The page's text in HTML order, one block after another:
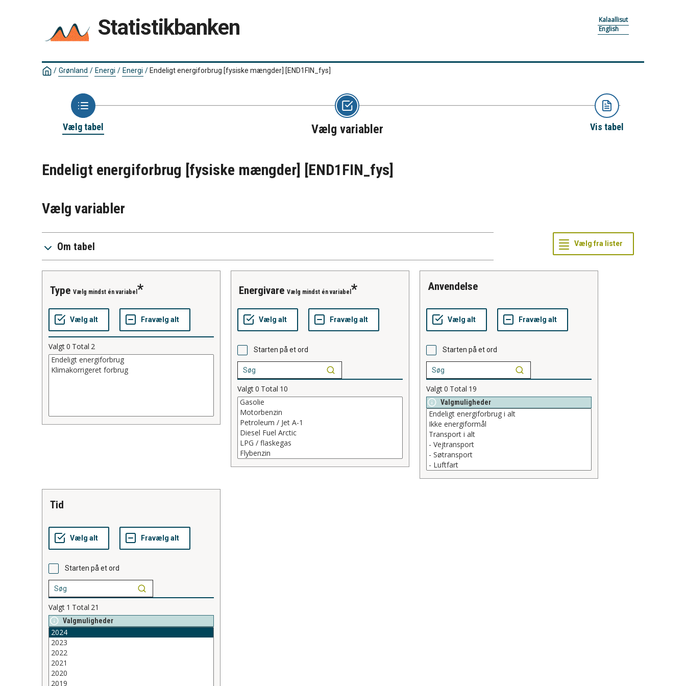
Statistikbanken
Kalaallisut
English
/ Grønland / Energi / Energi / Endeligt energiforbrug [fysiske mængder] [END1FIN_fys]
Vælg tabel Vælg variabler Vis tabel
Endeligt energiforbrug [fysiske mængder] [END1FIN_fys]
Vælg variabler
Om tabel
type Vælg mindst én variabel
Valgt0 Total 2
energivare Vælg mindst én variabel
Starten på et ord
Valgt0 Total 10
anvendelse
Starten på et ord
Valgt0 Total 19
Valgmuligheder
tid
Starten på et ord
Valgt 1 Total 21
Valgmuligheder